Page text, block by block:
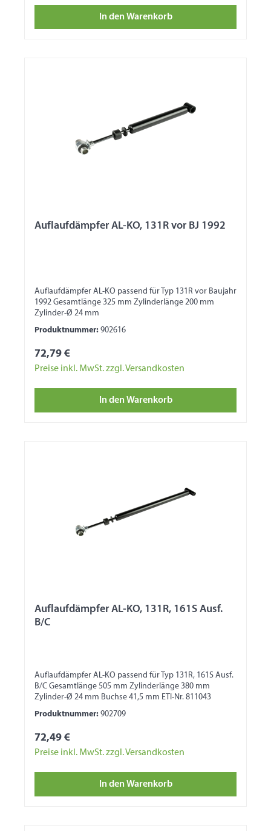
In den Warenkorb
Auflaufdämpfer AL-KO, 131R vor BJ 1992
Auflaufdämpfer AL-KO passend für Typ 131R vor Baujahr
1992 Gesamtlänge 325 mm Zylinderlänge 200 mm
Zylinder-Ø 24 mm
Produktnummer: 902616
72,79 €
Preise inkl. MwSt. zzgl. Versandkosten
In den Warenkorb
Auflaufdämpfer AL-KO, 131R, 161S Ausf.
B/C
Auflaufdämpfer AL-KO passend für Typ 131R, 161S Ausf.
B/C Gesamtlänge 505 mm Zylinderlänge 380 mm
Zylinder-Ø 24 mm Buchse 41,5 mm ETI-Nr. 811043
Produktnummer: 902709
72,49 €
Preise inkl. MwSt. zzgl. Versandkosten
In den Warenkorb